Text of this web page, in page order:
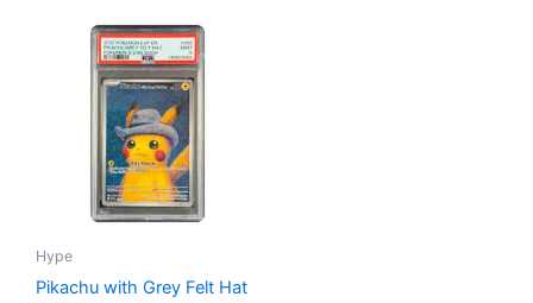
Hype
Pikachu with Grey Felt Hat